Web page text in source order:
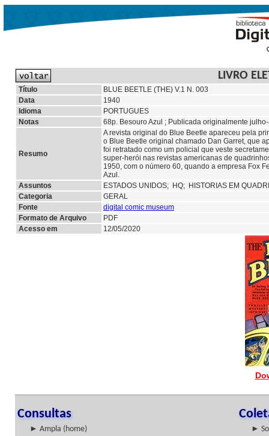
LIVRO
Título
BLUE BEETLE (THE) V.1 N. 003
Data
1940
Idioma
PORTUGUES
Notas
68p. Besouro Azul ; Publicada originalmente
Resumo
A revista original do Blue Beetle apareceu pela
o Blue Beetle original chamado Dan Garret, que
foi retratado como um policial que veste
super-herói nas revistas americanas de
1950, com o número 60, quando a empresa Fox
Azul.
Assuntos
ESTADOS UNIDOS; HQ; HISTORIAS EM
Categoria
GERAL
Fonte
digital comic museum
Formato de Arquivo
PDF
Acesso em
12/05/2020
Consultas
► Ampla (home)
►